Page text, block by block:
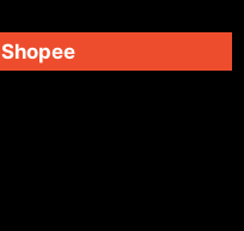
Shopee